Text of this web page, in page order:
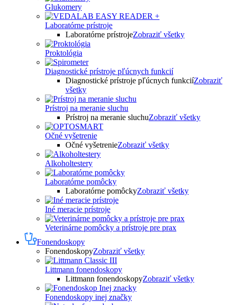
Glukomery
Laboratórne prístroje
Laboratórne prístrojeZobraziť všetky
Proktológia
Diagnostické prístroje pľúcnych funkcií
Diagnostické prístroje pľúcnych funkciíZobraziť
všetky
Prístroj na meranie sluchu
Prístroj na meranie sluchuZobraziť všetky
Očné vyšetrenie
Očné vyšetrenieZobraziť všetky
Alkoholtestery
Laboratórne pomôcky
Laboratórne pomôckyZobraziť všetky
Iné meracie prístroje
Veterinárne pomôcky a prístroje pre prax
Fonendoskopy
FonendoskopyZobraziť všetky
Littmann fonendoskopy
Littmann fonendoskopyZobraziť všetky
Fonendoskopy inej značky